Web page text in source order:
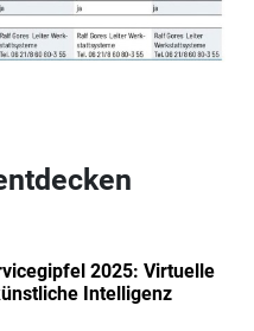
2025: Virtuelle
Intelligenz